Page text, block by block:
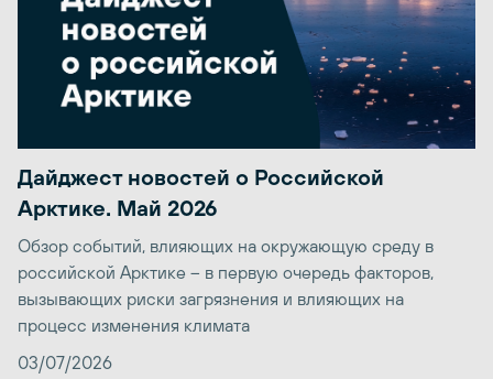
Дайджест новостей о Российской
Арктике. Май 2026
Обзор событий, влияющих на окружающую среду в
российской Арктике – в первую очередь факторов,
вызывающих риски загрязнения и влияющих на
процесс изменения климата
03/07/2026